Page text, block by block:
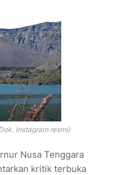
Instagram resmi)
Nusa Tenggara
kritik terbuka